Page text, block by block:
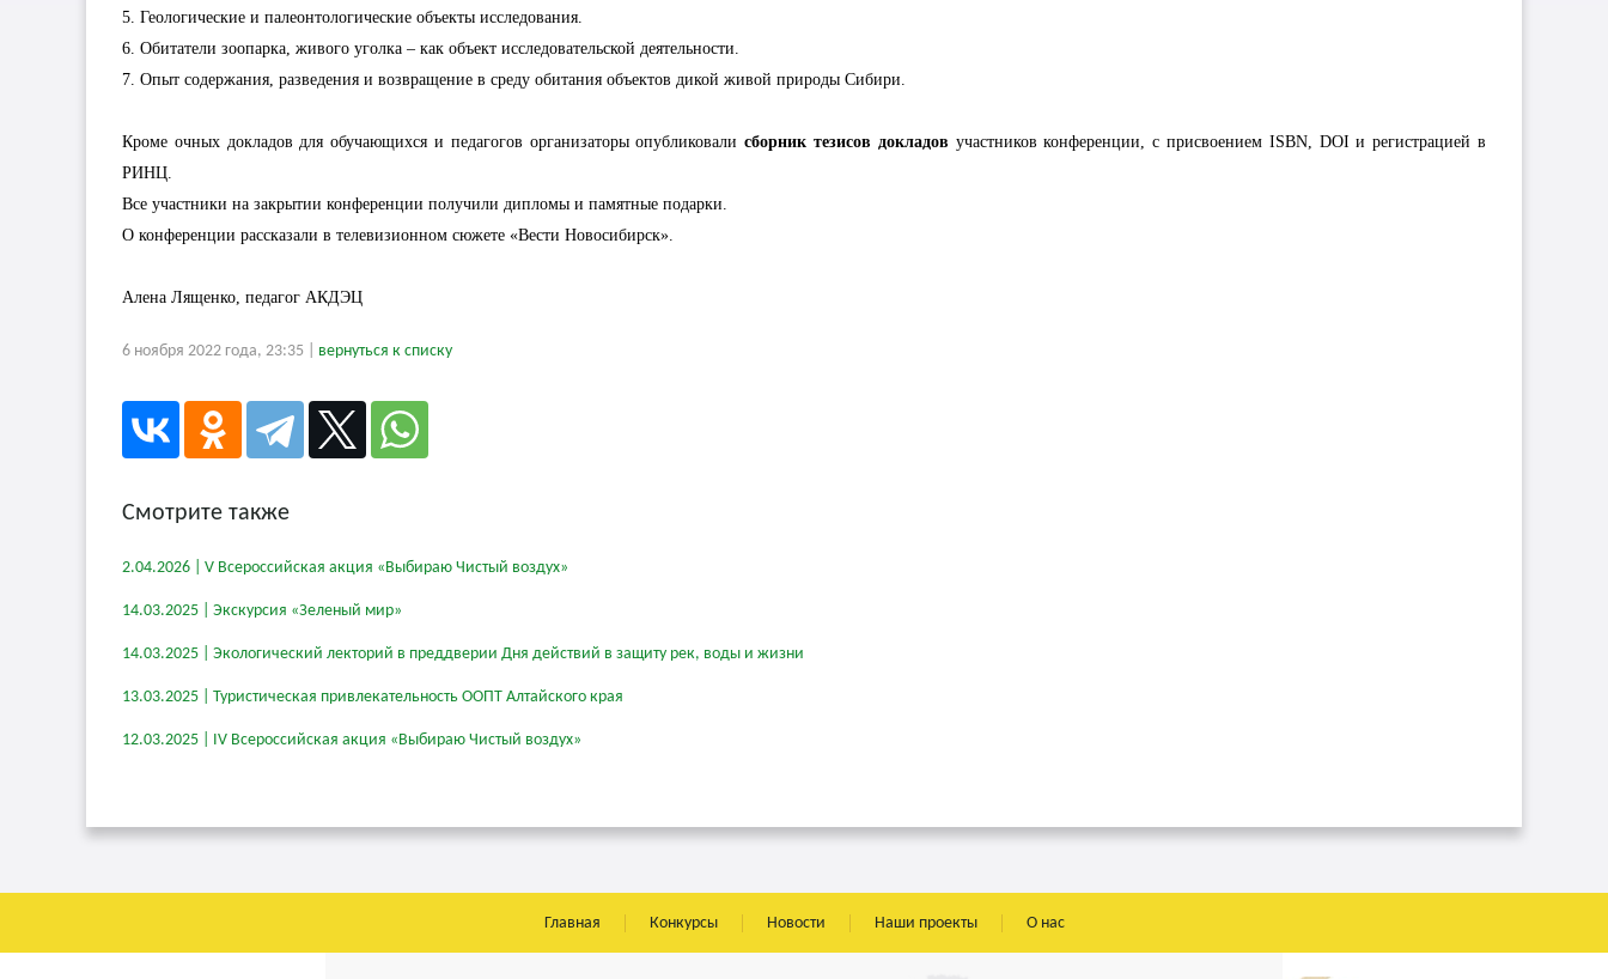
5. Геологические и палеонтологические объекты исследования.
6. Обитатели зоопарка, живого уголка – как объект исследовательской деятельности.
7. Опыт содержания, разведения и возвращение в среду обитания объектов дикой живой природы Сибири.
Кроме очных докладов для обучающихся и педагогов организаторы опубликовалисборник тезисов докладов участников конференции, с присвоением ISBN, DOI и регистрацией в
РИНЦ.
Все участники на закрытии конференции получили дипломы и памятные подарки.
О конференции рассказали в телевизионном сюжете «Вести Новосибирск».
Алена Лященко, педагог АКДЭЦ
6 ноября 2022 года, 23:35 | вернуться к списку
Смотрите также
2.04.2026 | V Всероссийская акция «Выбираю Чистый воздух»
14.03.2025 | Экскурсия «Зеленый мир»
14.03.2025 | Экологический лекторий в преддверии Дня действий в защиту рек, воды и жизни
13.03.2025 | Туристическая привлекательность ООПТ Алтайского края
12.03.2025 | IV Всероссийская акция «Выбираю Чистый воздух»
Главная Конкурсы Новости Наши проекты О нас